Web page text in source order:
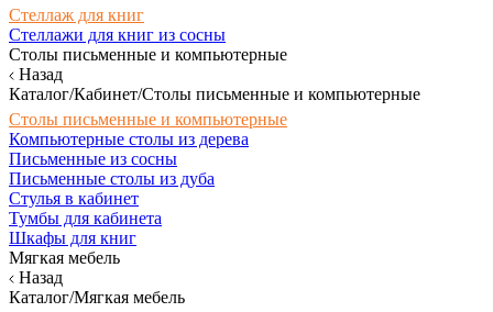
Стеллаж для книг
Стеллажи для книг из сосны
Столы письменные и компьютерные
Назад
Каталог/Кабинет/Столы письменные и компьютерные
Столы письменные и компьютерные
Компьютерные столы из дерева
Письменные из сосны
Письменные столы из дуба
Стулья в кабинет
Тумбы для кабинета
Шкафы для книг
Мягкая мебель
Назад
Каталог/Мягкая мебель